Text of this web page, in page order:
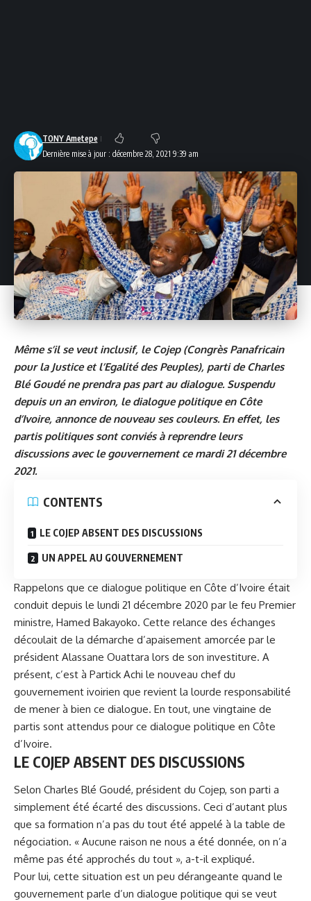
Dernière mise à jour : décembre 28, 2021 9:39 am
TONY Ametepe
Même s’il se veut inclusif, le Cojep (Congrès Panafricain
pour la Justice et l’Egalité des Peuples), parti de Charles
Blé Goudé ne prendra pas part au dialogue. Suspendu
depuis un an environ, le dialogue politique en Côte
d’Ivoire, annonce de nouveau ses couleurs. En effet, les
partis politiques sont conviés à reprendre leurs
discussions avec le gouvernement ce mardi 21 décembre
2021.
CONTENTS
LE COJEP ABSENT DES DISCUSSIONS
UN APPEL AU GOUVERNEMENT
Rappelons que ce dialogue politique en Côte d’Ivoire était
conduit depuis le lundi 21 décembre 2020 par le feu Premier
ministre, Hamed Bakayoko. Cette relance des échanges
découlait de la démarche d’apaisement amorcée par le
président Alassane Ouattara lors de son investiture. A
présent, c’est à Partick Achi le nouveau chef du
gouvernement ivoirien que revient la lourde responsabilité
de mener à bien ce dialogue. En tout, une vingtaine de
partis sont attendus pour ce dialogue politique en Côte
d’Ivoire.
LE COJEP ABSENT DES DISCUSSIONS
Selon Charles Blé Goudé, président du Cojep, son parti a
simplement été écarté des discussions. Ceci d’autant plus
que sa formation n’a pas du tout été appelé à la table de
négociation. « Aucune raison ne nous a été donnée, on n’a
même pas été approchés du tout », a-t-il expliqué.
Pour lui, cette situation est un peu dérangeante quand le
gouvernement parle d’un dialogue politique qui se veut